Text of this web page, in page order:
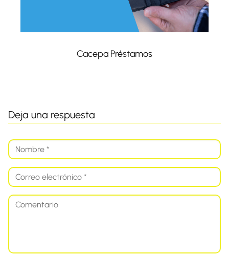
Cacepa Préstamos
Deja una respuesta